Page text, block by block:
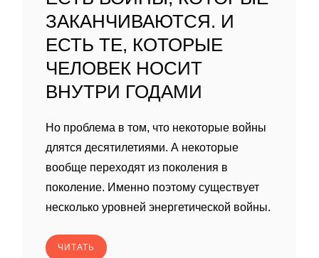
ЗАКАНЧИВАЮТСЯ. И
ЕСТЬ ТЕ, КОТОРЫЕ
ЧЕЛОВЕК НОСИТ
ВНУТРИ ГОДАМИ
Но проблема в том, что некоторые войны
длятся десятилетиями. А некоторые
вообще переходят из поколения в
поколение. Именно поэтому существует
несколько уровней энергетической войны.
ЧИТАТЬ